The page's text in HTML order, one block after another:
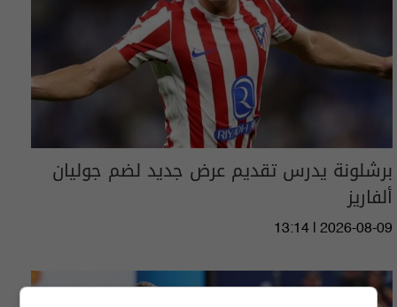
برشلونة يدرس تقديم عرض جديد لضم جوليان
ألفاريز
13:14 | 2026-08-09